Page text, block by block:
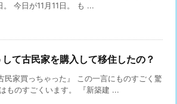
。 今日が11月11日。 も ...
して古民家を購入して移住したの？
古民家買っちゃった』 この一言にものすごく驚
ものすごくいます。 『新築建 ...